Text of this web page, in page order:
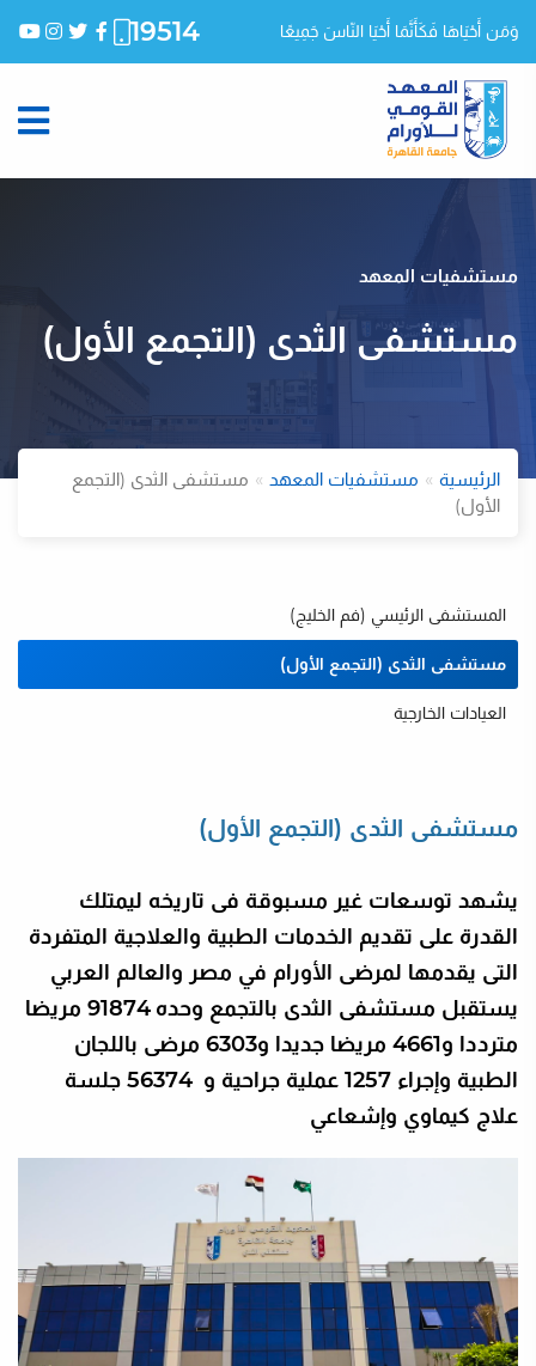
وَمَن أَحْيَاهَا فَكَأَنَّمَا أَحْيَا النّاسَ جَمِيعًا 19514
مستشفيات المعهد
مستشفى الثدى (التجمع الأول)
الرئيسية مستشفيات المعهد
مستشفى الثدى (التجمع
الأول)
المستشفى الرئيسي (فم الخليج)
مستشفى الثدى (التجمع الأول)
العيادات الخارجية
مستشفى الثدى (التجمع الأول)
يشهد توسعات غير مسبوقة فى تاريخه ليمتلك
القدرة على تقديم الخدمات الطبية والعلاجية المتفردة
التى يقدمها لمرضى الأورام في مصر والعالم العربي
يستقبل مستشفى الثدى بالتجمع وحده 91874 مريضا
مترددا و4661 مريضا جديدا و6303 مرضى باللجان
الطبية وإجراء 1257 عملية جراحية و 56374 جلسة
علاج كيماوي وإشعاعي